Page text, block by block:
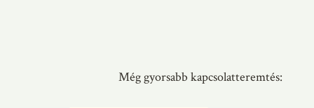
Még gyorsabb kapcsolatteremtés: